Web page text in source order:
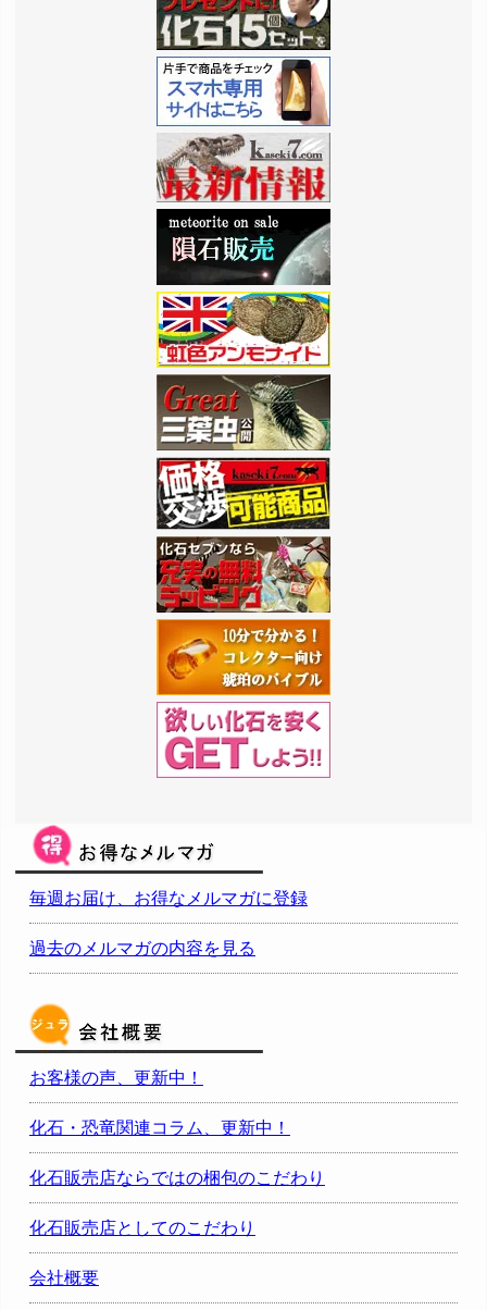
毎週お届け、お得なメルマガに登録
過去のメルマガの内容を見る
お客様の声、更新中！
化石・恐竜関連コラム、更新中！
化石販売店ならではの梱包のこだわり
化石販売店としてのこだわり
会社概要